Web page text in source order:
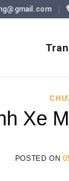
Xe
POSTED ON